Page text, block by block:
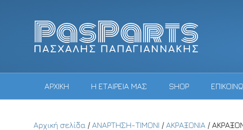
ΑΡΧΙΚΗ Η ΕΤΑΙΡΕΙΑ ΜΑΣ SHOP
Αρχική σελίδα /ΑΝΑΡΤΗΣΗ-ΤΙΜΟΝΙ /ΑΚΡΑΞΟΝΙΑ /